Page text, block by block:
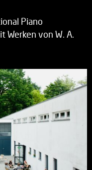
Piano
Werken von W. A.